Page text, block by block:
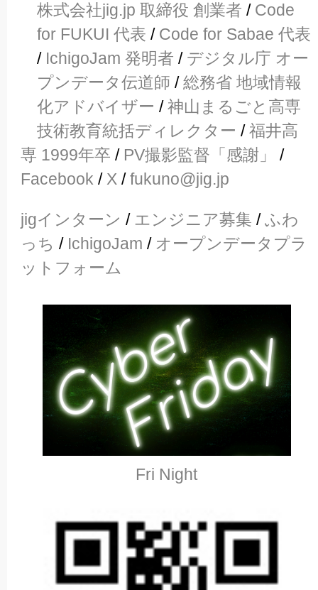
株式会社jig.jp 取締役 創業者 / Code
for FUKUI 代表 / Code for Sabae 代表
/ IchigoJam 発明者 / デジタル庁 オー
プンデータ伝道師 /総務省 地域情報
化アドバイザー /神山まるごと高専
技術教育統括ディレクター /福井高
専 1999年卒 / PV撮影監督「感謝」
/
Facebook / X /fukuno@jig.jp
jigインターン / エンジニア募集 /ふわ
っち / IchigoJam / オープンデータプラ
ットフォーム
Fri Night